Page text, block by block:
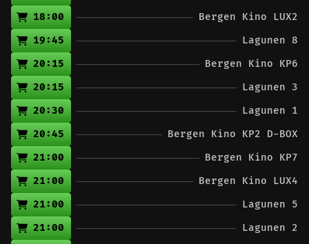
18:00
Bergen Kino LUX2
19:45
Lagunen 8
20:15
Bergen Kino KP6
20:15
Lagunen 3
20:30
Lagunen 1
20:45
Bergen Kino KP2 D-BOX
21:00
Bergen Kino KP7
21:00
Bergen Kino LUX4
21:00
Lagunen 5
21:00
Lagunen 2